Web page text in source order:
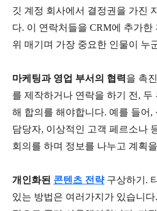
깃 계정 회사에서 결정권을 가진
다. 이 연락처들을 CRM에 추가한
위 매기며 가장 중요한 인물이 누
마케팅과 영업 부서의 협력 을 촉
를 제작하거나 연락을 하기 전, 두
해 합의를 해야합니다. 예를 들어,
담당자, 이상적인 고객 페르소나
회의를 하며 정보를 나누고 계획
개인화된 콘텐츠 전략구상하기.
있는 방법은 여러가지가 있습니